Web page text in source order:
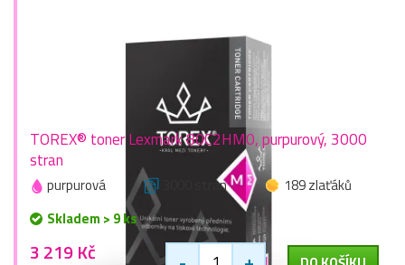
TOREX® toner Lexmark 80C2HM0, purpurový, 3000
stran
purpurová 3000 stran
189 zlaťáků
Skladem > 9 ks
3 219 Kč